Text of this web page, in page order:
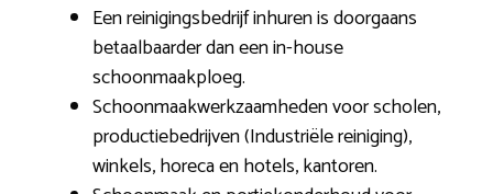
Een reinigingsbedrijf inhuren is doorgaans
betaalbaarder dan een in-house
schoonmaakploeg.
Schoonmaakwerkzaamheden voor scholen,
productiebedrijven (Industriële reiniging),
winkels, horeca en hotels, kantoren.